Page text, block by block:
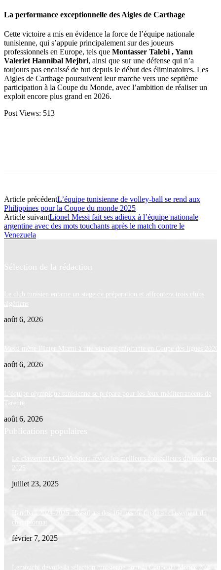
La performance exceptionnelle des Aigles de Carthage
Cette victoire a mis en évidence la force de l’équipe nationale
tunisienne, qui s’appuie principalement sur des joueurs
professionnels en Europe, tels que Montasser Talebi , Yann
Valeriet Hannibal Mejbri, ainsi que sur une défense qui n’a
toujours pas encaissé de but depuis le début des éliminatoires. Les
Aigles de Carthage poursuivent leur marche vers une septième
participation à la Coupe du Monde, avec l’ambition de réaliser un
exploit encore plus grand en 2026.
Post Views: 513
Article précédentL’équipe tunisienne de volley-ball se rend aux
Philippines pour la Coupe du monde 2025
Article suivantLionel Messi fait ses adieux à l’équipe nationale
argentine avec des mots touchants après le match contre le
Venezuela
Sélection de la rédaction
Le club tunisien entame un stage de préparation et affrontera trois clubs
algériens
août 6, 2026
Messi mène l’Inter Miami à une victoire palpitante en Coupe des ligues 2026
août 6, 2026
L’équipe olympique tunisienne se prépare pour les Jeux méditerranéens de
Tarente
août 6, 2026
Publications populaires
Le classement GiveMeSport révèle les meilleurs footballeurs du monde
2025
juillet 23, 2025
Handball 2024-2025 : Résultats des 16èmes de finale et classement du
championnat
février 7, 2025
Lemouchi dévoile la sélection tunisienne pour la Coupe du Monde 2026